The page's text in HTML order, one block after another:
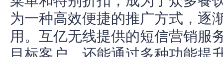
为一种高效便捷的推广方式，逐
用。互亿无线提供的短信营销服